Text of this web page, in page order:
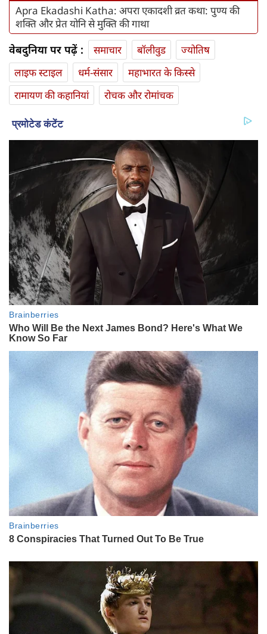
Apra Ekadashi Katha: अपरा एकादशी व्रत कथा: पुण्य की
शक्ति और प्रेत योनि से मुक्ति की गाथा
वेबदुनिया पर पढ़ें : समाचार बॉलीवुड
ज्योतिष
लाइफ स्‍टाइल
धर्म-संसार
महाभारत के किस्से
रामायण की कहानियां
रोचक और रोमांचक